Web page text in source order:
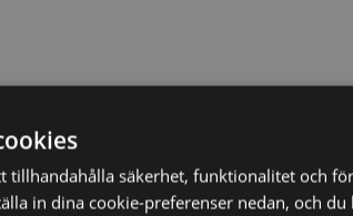
tillhandahålla säkerhet, funktionalitet och
in dina cookie-preferenser nedan, och du